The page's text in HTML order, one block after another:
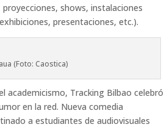
shows, instalaciones
presentaciones, etc.).
(Foto: Caostica)
academicismo, Tracking Bilbao celebró
en la red. Nueva comedia
a estudiantes de audiovisuales